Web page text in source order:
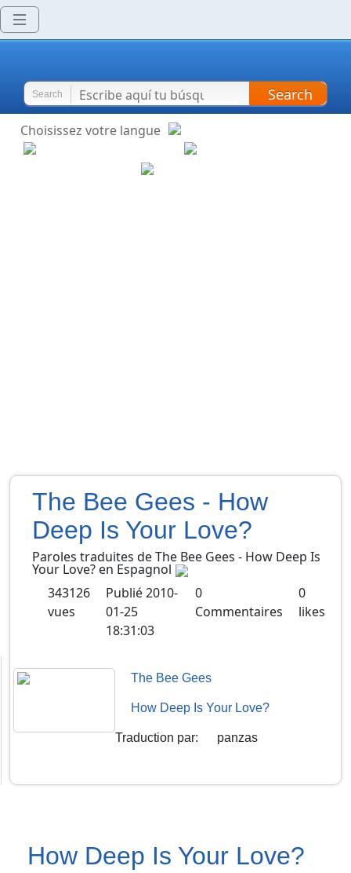
Search Search
Choisissez votre langue
The Bee Gees - How
Deep Is Your Love?
Paroles traduites deThe Bee Gees - How Deep Is
Your Love? en Espagnol
343126
vues
Publié2010-
01-25
18:31:03
0
Commentaires
0
likes
The Bee Gees
How Deep Is Your Love?
Traduction par: panzas
How Deep Is Your Love?